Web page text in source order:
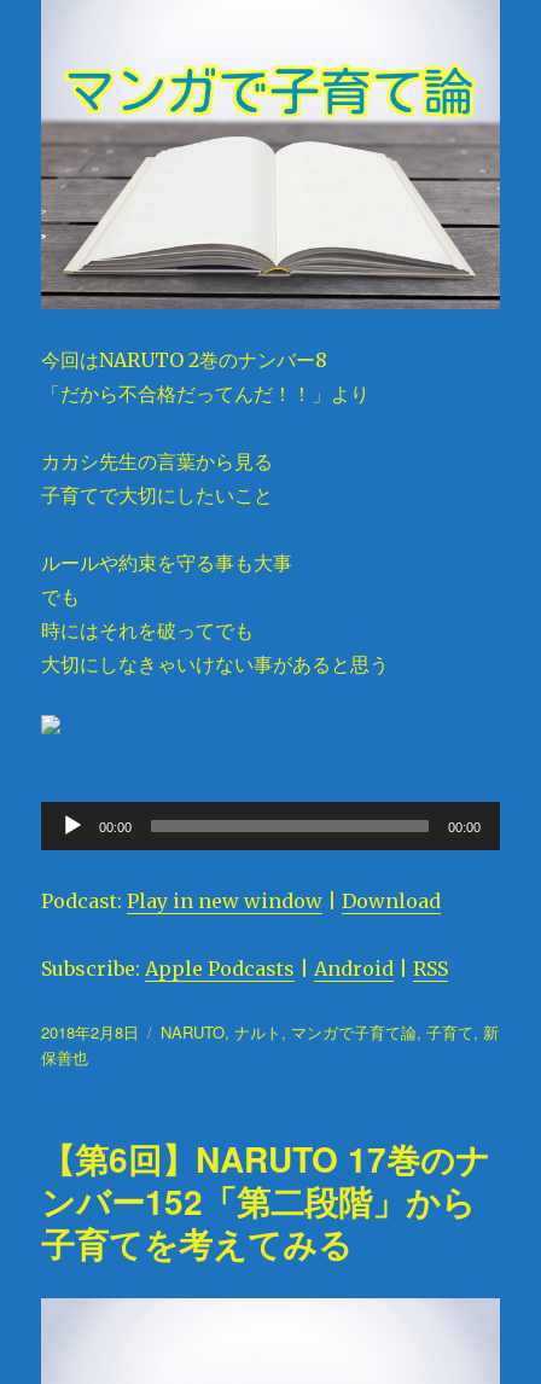
今回はNARUTO 2巻のナンバー8
「だから不合格だってんだ！！」より
カカシ先生の言葉から見る
子育てで大切にしたいこと
ルールや約束を守る事も大事
でも
時にはそれを破ってでも
大切にしなきゃいけない事があると思う
声
00:00 00:00
Podcast:Play in new window |Download
Subscribe:Apple Podcasts |Android |RSS
投
稿
2018年2月8日
タ
NARUTO,ナルト , マンガで子育て論,子育て, 新
保善也
【第6回】NARUTO 17巻のナ
ンバー152「第二段階」から
子育てを考えてみる